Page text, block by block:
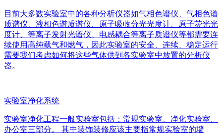
目前大多数实验室中的各种分析仪器如气相色谱仪、气相色谱
质谱仪、液相色谱质谱仪、原子吸收分光光度计、原子荧光光
度计、等离子发射光谱仪、电感耦合等离子质谱仪等都需要连
续使用高纯载气和燃气，因此实验室的安全、连续、稳定运行
需要我们考虑如何将这些气体供到各实验室中放置的分析仪
器。
实验室净化系统
实验室净化工程一般实验室包括：常规实验室、净化实验室、
办公室三部分。 其中装饰装修应该主要指常规实验室的墙